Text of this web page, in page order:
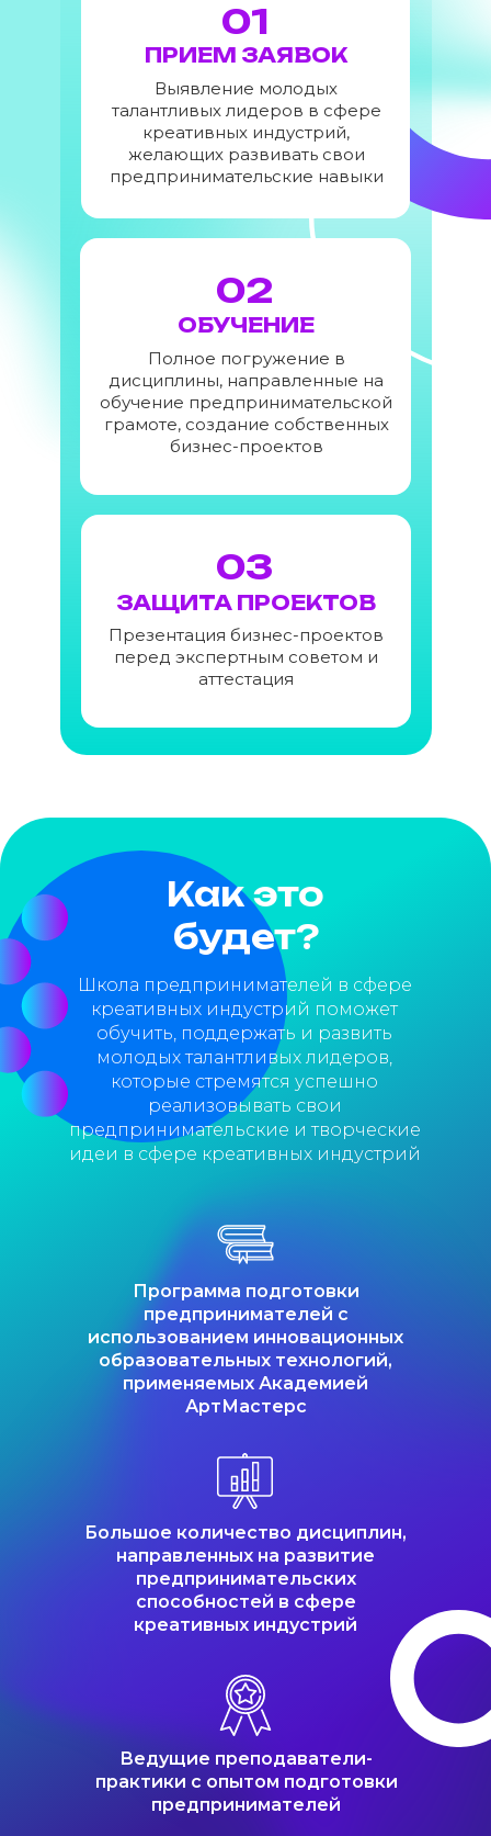
01
ПРИЕМ ЗАЯВОК
Выявление молодых
талантливых лидеров в сфере
креативных индустрий,
желающих развивать свои
предпринимательские навыки
02
ОБУЧЕНИЕ
Полное погружение в
дисциплины, направленные на
обучение предпринимательской
грамоте, создание собственных
бизнес-проектов
03
ЗАЩИТА ПРОЕКТОВ
Презентация бизнес-проектов
перед экспертным советом и
аттестация
Как это
будет?
Школа предпринимателей в сфере
креативных индустрий поможет
обучить, поддержать и развить
молодых талантливых лидеров,
которые стремятся успешно
реализовывать свои
предпринимательские и творческие
идеи в сфере креативных индустрий
Программа подготовки
предпринимателей с
использованием инновационных
образовательных технологий,
применяемых Академией
АртМастерс
Большое количество дисциплин,
направленных на развитие
предпринимательских
способностей в сфере
креативных индустрий
Ведущие преподаватели-
практики с опытом подготовки
предпринимателей